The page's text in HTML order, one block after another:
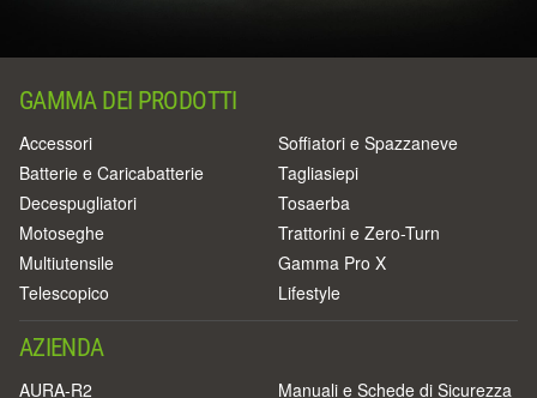
GAMMA DEI PRODOTTI
Accessori
Batterie e Caricabatterie
Decespugliatori
Motoseghe
Multiutensile
Telescopico
Soffiatori e Spazzaneve
Tagliasiepi
Tosaerba
Trattorini e Zero-Turn
Gamma Pro X
Lifestyle
AZIENDA
AURA-R2 Manuali e Schede di Sicurezza